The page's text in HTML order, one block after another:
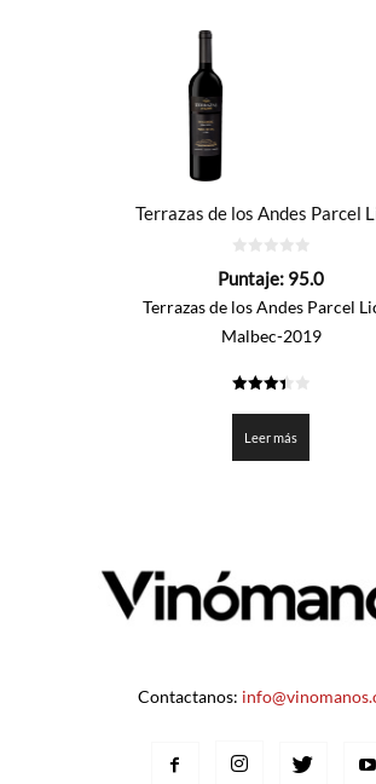
Terrazas de los Andes Parcel
de
Puntaje: 95.0
Terrazas de los Andes Parcel
Malbec-2019
de 5
Leer más
Contactanos: